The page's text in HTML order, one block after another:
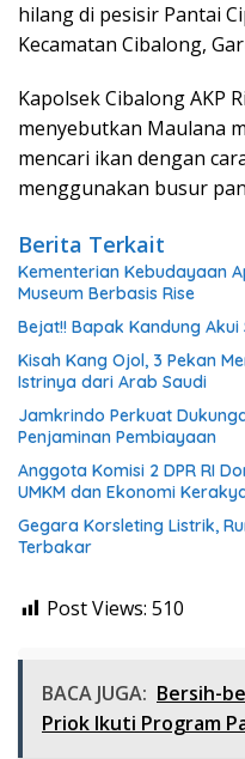
hilang di pesisir Pantai
Kecamatan Cibalong,
Kapolsek Cibalong AKP
menyebutkan Maulana
mencari ikan dengan
menggunakan busur
Berita Terkait
Kementerian Kebudayaan
Museum Berbasis Rise
Bejat!! Bapak Kandung Akui
Kisah Kang Ojol, 3 Pekan
Istrinya dari Arab Saudi
Jamkrindo Perkuat
Penjaminan Pembiayaan
Anggota Komisi 2 DPR RI
UMKM dan Ekonomi
Gegara Korsleting Listrik,
Terbakar
Post Views: 510
BACA JUGA: Bersih-
Priok Ikuti Program